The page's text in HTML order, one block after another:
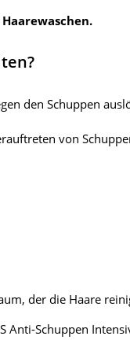
den Schuppen
von
der die Haare
Anti-Schuppen